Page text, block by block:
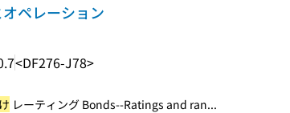
ペレーション
<DF276-J78>
レーティング Bonds--Ratings and ran...